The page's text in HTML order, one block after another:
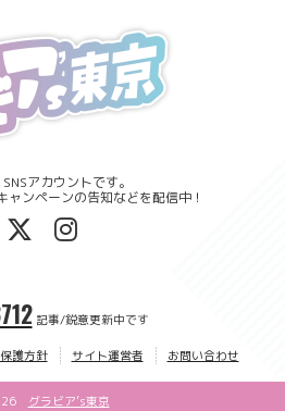
SNSアカウントです。
ャンペーンの告知などを配信中！
記事/鋭意更新中です
護方針 サイト運営者 お問い合わせ
グラビア’s東京